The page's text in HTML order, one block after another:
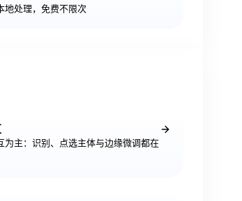
地处理，免费不限次
为主：识别、点选主体与边缘微调都在